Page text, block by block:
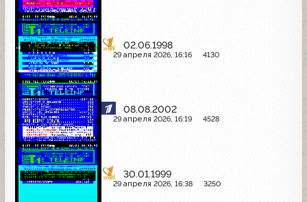
02.06.1998
29 апреля 2026, 16:16 4130
08.08.2002
29 апреля 2026, 16:19 4528
30.01.1999
29 апреля 2026, 16:38 3250